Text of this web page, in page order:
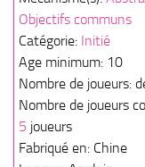
Objectifs communs
Catégorie: Initié
Age minimum: 10
Nombre de joueurs:
Nombre de joueurs
5 joueurs
Fabriqué en: Chine